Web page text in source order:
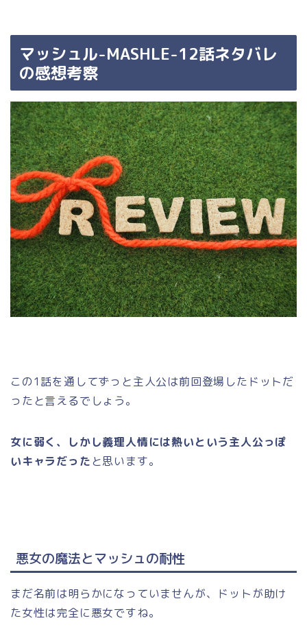
マッシュル-MASHLE-12話ネタバレ
の感想考察
この1話を通してずっと主人公は前回登場したドットだ
ったと言えるでしょう。
女に弱く、しかし義理人情には熱いという主人公っぽ
いキャラだったと思います。
悪女の魔法とマッシュの耐性
まだ名前は明らかになっていませんが、ドットが助け
た女性は完全に悪女ですね。